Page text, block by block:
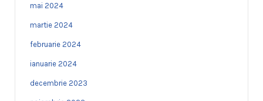
mai 2024
martie 2024
februarie 2024
ianuarie 2024
decembrie 2023